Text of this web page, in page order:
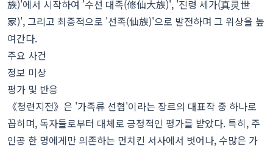
族)'에서 시작하여 '수선 대족(修仙大族)', '진령 세가(真灵世
家)', 그리고 최종적으로 '선족(仙族)'으로 발전하며 그 위상을 높
여간다.
주요 사건
정보 미상
평가 및 반응
《청련지전》은 '가족류 선협'이라는 장르의 대표작 중 하나로
꼽히며, 독자들로부터 대체로 긍정적인 평가를 받았다. 특히, 주
인공 한 명에게만 의존하는 먼치킨 서사에서 벗어나, 수많은 가